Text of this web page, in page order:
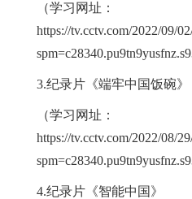
（学习网址：
https://tv.cctv.com/2022/09/
3.纪录片《端牢中国饭碗》
（学习网址：
https://tv.cctv.com/2022/08/
4.纪录片《智能中国》